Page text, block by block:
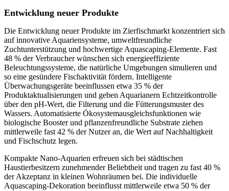
Entwicklung neuer Produkte
Die Entwicklung neuer Produkte im Zierfischmarkt konzentriert sich
auf innovative Aquariensysteme, umweltfreundliche
Zuchtunterstützung und hochwertige Aquascaping-Elemente. Fast
48 % der Verbraucher wünschen sich energieeffiziente
Beleuchtungssysteme, die natürliche Umgebungen simulieren und
so eine gesündere Fischaktivität fördern. Intelligente
Überwachungsgeräte beeinflussen etwa 35 % der
Produktaktualisierungen und geben Aquarianern Echtzeitkontrolle
über den pH-Wert, die Filterung und die Fütterungsmuster des
Wassers. Automatisierte Ökosystemausgleichsfunktionen wie
biologische Booster und pflanzenfreundliche Substrate ziehen
mittlerweile fast 42 % der Nutzer an, die Wert auf Nachhaltigkeit
und Fischschutz legen.
Kompakte Nano-Aquarien erfreuen sich bei städtischen
Haustierbesitzern zunehmender Beliebtheit und tragen zu fast 40 %
der Akzeptanz in kleinen Wohnräumen bei. Die individuelle
Aquascaping-Dekoration beeinflusst mittlerweile etwa 50 % der